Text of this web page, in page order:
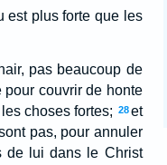
est plus forte que les
pas beaucoup de
couvrir de honte
choses fortes; 28 et
pas, pour annuler
de lui dans le Christ